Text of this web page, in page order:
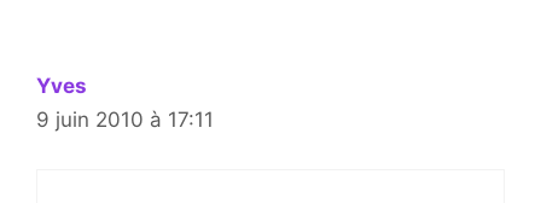
Yves
9 juin 2010 à 17:11